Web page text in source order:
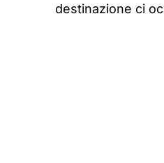
destinazione ci